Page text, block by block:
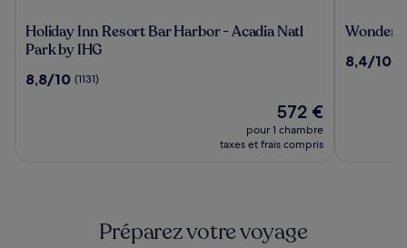
Holiday
Inn
Bar
Holiday Inn Resort Bar Harbor - Acadia Natl
Park by IHG
8.8
8,8/10 (1131)
Le
nouveau
prix
572 €
pour 1 chambre
taxes et frais compris
Wonder
Inn
Wonder
8.4
8,4/10
Préparez votre voyage